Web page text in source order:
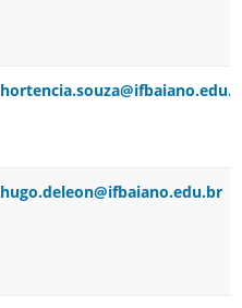
hugo.deleon@ifbaiano.edu.br